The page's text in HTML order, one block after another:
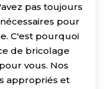
pas toujours
pour
C'est pourquoi
de bricolage
vous. Nos
appropriés et